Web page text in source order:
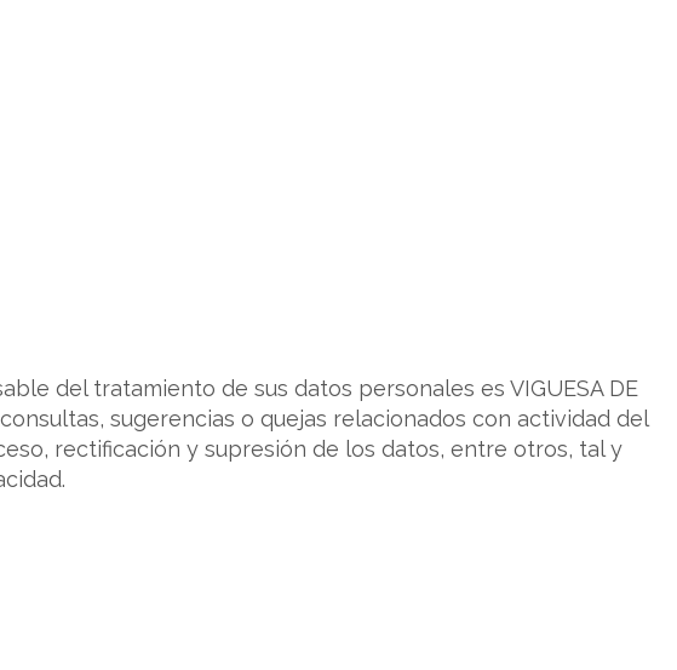
del tratamiento de sus datos personales es VIGUESA DE
sugerencias o quejas relacionados con actividad del
rectificación y supresión de los datos, entre otros, tal y